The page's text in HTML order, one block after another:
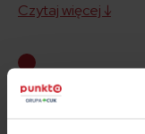
Czytaj więcej ↓
Osoby